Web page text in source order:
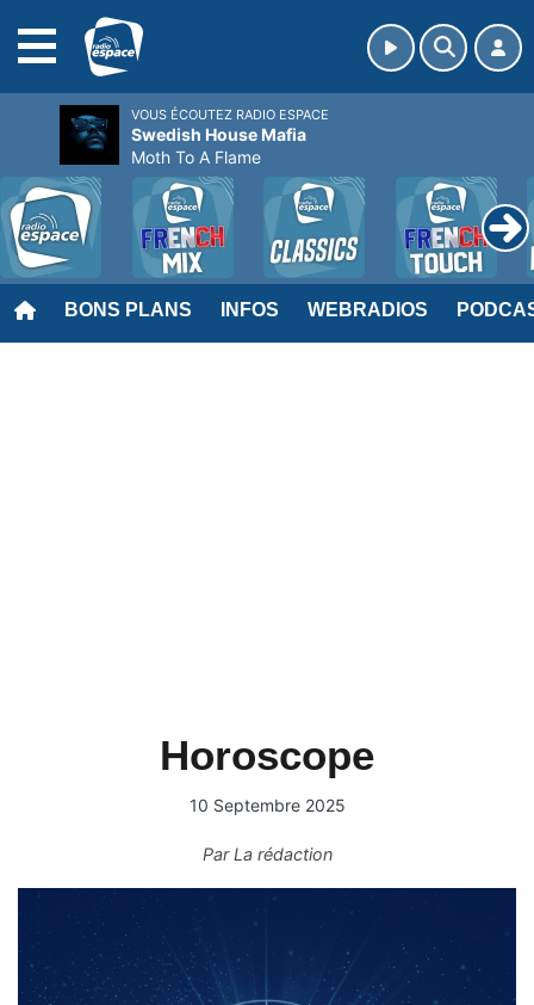
BONS PLANS INFOS WEBRADIOS
Horoscope
10 Septembre 2025
ParLa rédaction
VOUS ÉCOUTEZ RADIO ESPACE
Swedish House Mafia
Moth To A Flame